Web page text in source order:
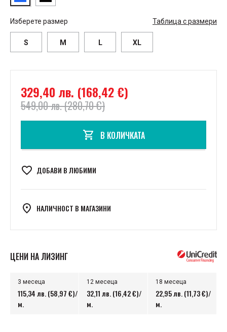
Изберете размер
S M L XL
Таблица с размери
329,40 лв. (168,42 €)
549,00 лв. (280,70 €)
В КОЛИЧКАТА
ДОБАВИ В ЛЮБИМИ
НАЛИЧНОСТ В МАГАЗИНИ
ЦЕНИ НА ЛИЗИНГ
3 месеца
115,34 лв. (58,97 €)/
м.
12 месеца
32,11 лв. (16,42 €)/
м.
18 месеца
22,95 лв. (11,73 €)/
м.